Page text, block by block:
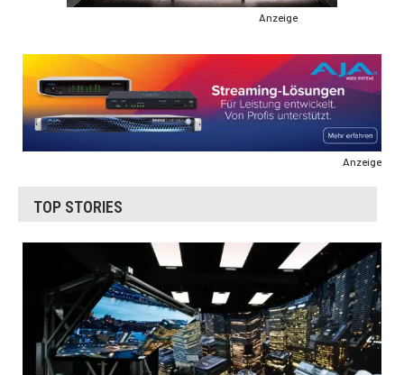
Anzeige
Anzeige
TOP STORIES